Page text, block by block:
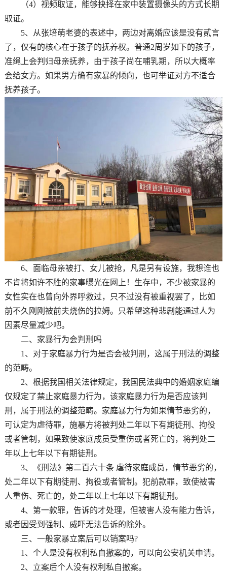
（4）视频取证，能够抉择在家中装置摄像头的方式长期
取证。
5、从张培萌老婆的表述中，两边对离婚应该是没有贰言
了，仅有的核心在于孩子的抚养权。普通2周岁如下的孩子，
准绳上会判归母亲抚养，由于孩子尚在哺乳期，所以大概率
会给女方。如果男方确有家暴的倾向，也可举证对方不适合
抚养孩子。
6、面临母亲被打、女儿被抢，凡是另有设施，我想谁也
不肯将如许不胜的家事曝光在网上！生存中，不少被家暴的
女性实在也曾向外界呼救过，只不过没有被重视罢了，比如
前不久刚刚被前夫烧伤的拉姆。只希望这种悲剧能通过人为
因素尽量减少吧。
二、家暴行为会判刑吗
1、对于家庭暴力行为是否会被判刑，这属于刑法的调整
的范畴。
2、根据我国相关法律规定，我国民法典中的婚姻家庭编
仅规定了禁止家庭暴力行为，该家庭暴力行为是否应该判
刑，属于刑法的调整范畴。家庭暴力行为如果情节恶劣的，
可认定为虐待罪，施暴方将被判处二年以下有期徒刑、拘役
或者管制，如果致使家庭成员受重伤或者死亡的，将判处二
年以上七年以下有期徒刑。
3、《刑法》第二百六十条 虐待家庭成员，情节恶劣的，
处二年以下有期徒刑、拘役或者管制。犯前款罪，致使被害
人重伤、死亡的，处二年以上七年以下有期徒刑。
4、第一款罪，告诉的才处理，但被害人没有能力告诉，
或者因受到强制、威吓无法告诉的除外。
三、一般家暴立案后可以销案吗?
1、个人是没有权利私自撤案的，可以向公安机关申请。
2、立案后个人没有权利私自撤案。